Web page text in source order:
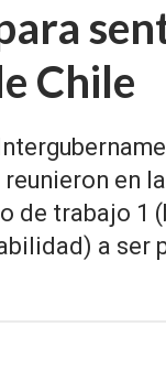
Chile
en
de trabajo 1
a ser